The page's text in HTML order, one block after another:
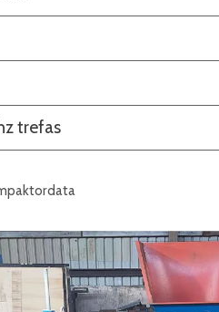
trefas